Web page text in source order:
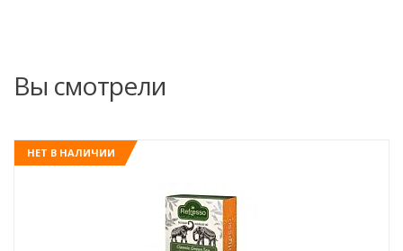
Вы смотрели
НЕТ В НАЛИЧИИ